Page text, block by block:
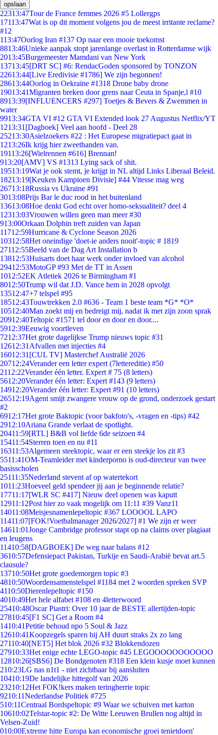
opslaan
22313:47Tour de France femmes 2026 #5 Lollergps
17113:47Wat is op dit moment volgens jou de meest irritante reclame?
#12
113:47Oorlog Iran #137 Op naar een mooie toekomst
8813:46Unieke aanpak stopt jarenlange overlast in Rotterdamse wijk
2013:45Burgemeester Mamdani van New York
13713:45[DRT SC] #6: RendacGoden sponsored by TONZON
22613:44[Live Eredivisie #1786] We zijn begonnen!
28613:44Oorlog in Oekraïne #1318 Drone baby drone
19013:41Migranten breken door grens naar Ceuta in Spanje,l #10
8913:39[INFLUENCERS #297] Toetjes & Bevers & Zwemmen in
water
9913:34GTA VI #12 GTA VI Extended look 27 Augustus Netflix/YT
1213:31 [Dagboek] Veel aan hoofd - Deel 28
25213:30Asielzoekers #22 : Het Europese migratiepact gaat in
1213:26Ik krijg hier zweethanden van.
19113:26[Wielrennen #616] Brennan!
913:20[AMV] VS #1313 Lying sack of shit.
19513:19Wat je ook stemt, je krijgt in NL altijd Links Liberaal Beleid.
18213:19[Keuken Kampioen Divisie] #44 Vitesse mag weg
26713:18Russia vs Ukraine #91
3013:08Prijs Bar le duc rood in het buitenland
13613:08Hoe denkt God echt over homo-seksualiteit? deel 4
12313:03Vrouwen willen geen man meer #30
913:00Orkaan Dolphin treft zuiden van Japan
11712:59Hurricane & Cyclone Season 2026
10312:58Het oneindige 'doet-ie anders nooit'-topic # 1819
27112:55Beeld van de Dag Art Installation b
13812:53Huisarts doet haar werk onder invloed van alcohol
29412:53MotoGP #93 Met de TT in Assen
1012:52EK Atletiek 2026 te Birmingham #1
8012:50Trump wil dat J.D. Vance hem in 2028 opvolgt
13512:47+7 telspel #95
18512:43Touwtrekken 2.0 #636 - Team 1 beste team *G* *O*
10512:40Man zoekt mij en bedreigt mij, nadat ik met zijn zoon sprak
20912:40Teltopic #1571 tel door en door en door....
5912:39Eeuwig voortleven
7212:37Het grote dagelijkse Trump nieuws topic #31
12612:31 Afvallen met injecties #4
16012:31 [CUL TV] Masterchef Australië 2026
20712:24Verander een letter expert (7lettereditie) #50
2112:22Verander één letter. Expert # 75 (8 letters)
5612:20Verander één letter: Expert #143 (9 letters)
14912:20Verander één letter: Expert #91 (10 letters)
26512:19Agent smijt zwangere vrouw op de grond, onderzoek gestart
#2
6912:17Het grote Baktopic (voor bakfoto's, -vragen en -tips) #42
2912:10Ariana Grande verlaat de spotlight.
20411:59[RTL] B&B vol liefde 6de seizoen #4
15411:54Sterren toen en nu #11
16311:53Algemeen steektopic, waar er een steekje los zit #3
5511:41OM-Teamleider met kinderporno is oud-directeur van twee
basisscholen
25111:35Nederland stevent af op watertekort
1011:23Hoeveel geld spendeer jij aan je beginnende relatie?
17711:17[WLR SC #417] Nieuw deel openen was kaputt
12911:12Post hier zo vaak mogelijk om 11:11 #39 Vanz11
14011:08Meisjesnamenlepeltopic #367 LOOOOL LAPO
11411:07[FOK!Voetbalmanager 2026/2027] #1 We zijn er weer
14611:01Jonge Cambridge professor stapt op na claims over plagiaat
en leugens
11410:58[DAGBOEK] De weg naar balans #12
3610:57Defensiepact Pakistan, Turkije en Saudi-Arabië bevat art.5
clausule?
13710:50Het grote goedemorgen topic #3
4810:50Woordensamenstelspel #1184 met 2 woorden spreken SVP
4110:50Dierenlepeltopic #150
4010:49Het hele alfabet #108 en 4letterwoord
25410:48Oscar Piastri: Over 10 jaar de BESTE allertijden-topic
27810:45[F1 SC] Get a Room #4
1410:41Petitie behoud npo 5 Soul & Jazz
12610:41Koopzegels sparen bij AH duurt straks 2x zo lang
27110:40[NET5] Het blok 2026 #32 Blokkendozen
27910:33Het enige echte LEGO-topic #45 LEGOOOOOOOOOOO
12810:26[SBS6] De Bondgenoten #318 Een klein kusje moet kunnen
210:23LG nas n1t1 - niet zichtbaar bij aansluiten
10410:19De landelijke hittegolf van 2026
23210:12Het FOK!kers maken teringherrie topic
9210:11Nederlandse Politiek #725
510:11Centraal Bordspeltopic #9 Waar we schuiven met karton
10610:02Telstar-topic #2: De Witte Leeuwen Brullen nog altijd in
Velsen-Zuid!
010:00Extreme hitte Europa kan economische groei tenietdoen'